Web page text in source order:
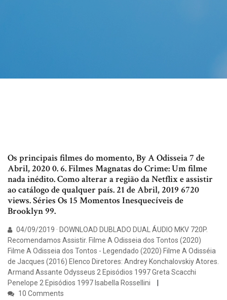
Os principais filmes do momento, By A Odisseia 7 de
Abril, 2020 0. 6. Filmes Magnatas do Crime: Um filme
nada inédito. Como alterar a região da Netflix e assistir
ao catálogo de qualquer país. 21 de Abril, 2019 6720
views. Séries Os 15 Momentos Inesquecíveis de
Brooklyn 99.
04/09/2019 · DOWNLOAD DUBLADO DUAL ÁUDIO MKV 720P.
Recomendamos Assistir. Filme A Odisseia dos Tontos (2020)
Filme A Odisseia dos Tontos - Legendado (2020) Filme A Odisséia
de Jacques (2016) Elenco Diretores: Andrey Konchalovskiy Atores.
Armand Assante Odysseus 2 Episódios 1997 Greta Scacchi
Penelope 2 Episódios 1997 Isabella Rossellini
10 Comments